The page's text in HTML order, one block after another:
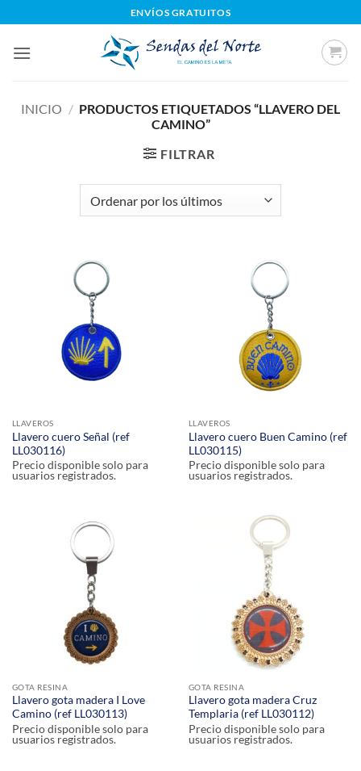
al
contenido
ENVÍOS GRATUITOS
INICIO / PRODUCTOS ETIQUETADOS “LLAVERO DEL
CAMINO”
FILTRAR
LLAVEROS
Llavero cuero Señal (ref
LL030116)
Precio disponible solo para
usuarios registrados.
LLAVEROS
Llavero cuero Buen Camino (ref
LL030115)
Precio disponible solo para
usuarios registrados.
GOTA RESINA
Llavero gota madera I Love
Camino (ref LL030113)
Precio disponible solo para
usuarios registrados.
GOTA RESINA
Llavero gota madera Cruz
Templaria (ref LL030112)
Precio disponible solo para
usuarios registrados.